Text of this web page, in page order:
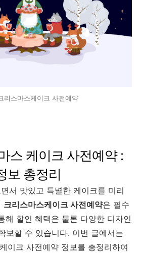
리스마스케이크 사전예약
스 케이크 사전예약 :
보 총정리
서 맛있고 특별한 케이크를 미리
크리스마스케이크 사전예약은 필수
해 할인 혜택은 물론 다양한 디자인
보할 수 있습니다. 이번 글에서는
이크 사전예약 정보를 총정리하여